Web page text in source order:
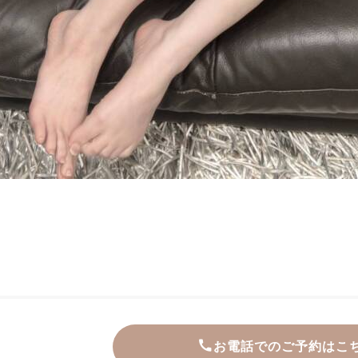
お電話でのご予約はこ